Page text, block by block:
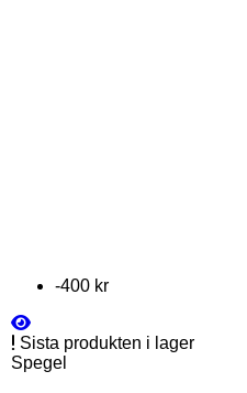
-400 kr
Sista produkten i lager
Spegel